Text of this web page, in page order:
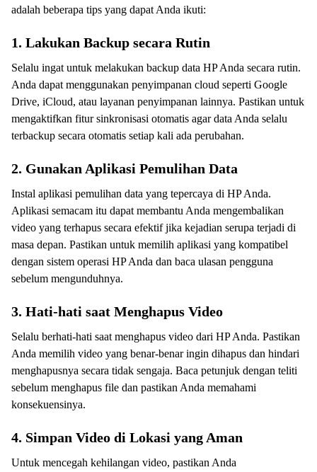
adalah beberapa tips yang dapat Anda ikuti:
1. Lakukan Backup secara Rutin
Selalu ingat untuk melakukan backup data HP Anda secara rutin.
Anda dapat menggunakan penyimpanan cloud seperti Google
Drive, iCloud, atau layanan penyimpanan lainnya. Pastikan untuk
mengaktifkan fitur sinkronisasi otomatis agar data Anda selalu
terbackup secara otomatis setiap kali ada perubahan.
2. Gunakan Aplikasi Pemulihan Data
Instal aplikasi pemulihan data yang tepercaya di HP Anda.
Aplikasi semacam itu dapat membantu Anda mengembalikan
video yang terhapus secara efektif jika kejadian serupa terjadi di
masa depan. Pastikan untuk memilih aplikasi yang kompatibel
dengan sistem operasi HP Anda dan baca ulasan pengguna
sebelum mengunduhnya.
3. Hati-hati saat Menghapus Video
Selalu berhati-hati saat menghapus video dari HP Anda. Pastikan
Anda memilih video yang benar-benar ingin dihapus dan hindari
menghapusnya secara tidak sengaja. Baca petunjuk dengan teliti
sebelum menghapus file dan pastikan Anda memahami
konsekuensinya.
4. Simpan Video di Lokasi yang Aman
Untuk mencegah kehilangan video, pastikan Anda